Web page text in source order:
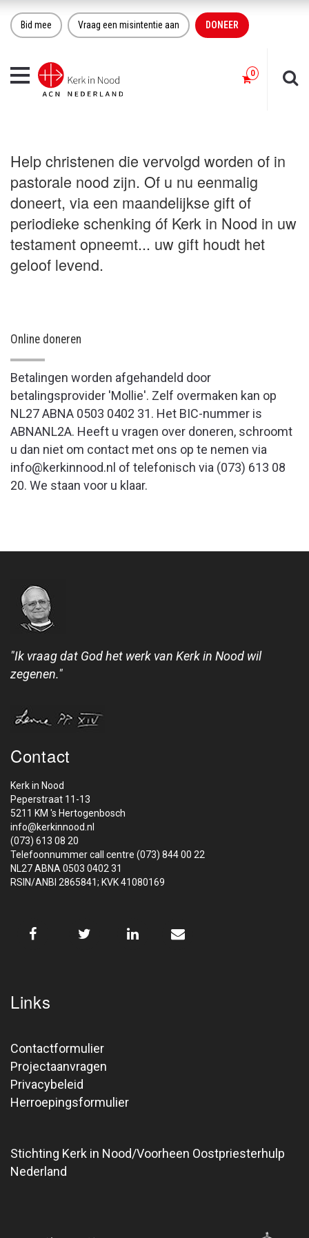
Bid mee Vraag een misintentie aan DONEER
Toggle
navigation
Help christenen die vervolgd worden of in
pastorale nood zijn. Of u nu eenmalig
doneert, via een maandelijkse gift of
periodieke schenking óf Kerk in Nood in uw
testament opneemt... uw gift houdt het
geloof levend.
Online doneren
Betalingen worden afgehandeld door
betalingsprovider 'Mollie'. Zelf overmaken kan op
NL27 ABNA 0503 0402 31. Het BIC-nummer is
ABNANL2A. Heeft u vragen over doneren, schroomt
u dan niet om contact met ons op te nemen via
info@kerkinnood.nl of telefonisch via (073) 613 08
20. We staan voor u klaar.
"Ik vraag dat God het werk van Kerk in Nood wil
zegenen."
Contact
Kerk in Nood
Peperstraat 11-13
5211 KM 's Hertogenbosch
info@kerkinnood.nl
(073) 613 08 20
Telefoonnummer call centre (073) 844 00 22
NL27 ABNA 0503 0402 31
RSIN/ANBI 2865841; KVK 41080169
Links
Contactformulier
Projectaanvragen
Privacybeleid
Herroepingsformulier
Stichting Kerk in Nood/Voorheen Oostpriesterhulp
Nederland